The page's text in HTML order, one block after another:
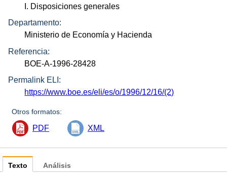
I. Disposiciones generales
Departamento:
Ministerio de Economía y Hacienda
Referencia:
BOE-A-1996-28428
Permalink ELI:
https://www.boe.es/eli/es/o/1996/12/16/(2)
Otros formatos:
PDF XML
Texto Análisis